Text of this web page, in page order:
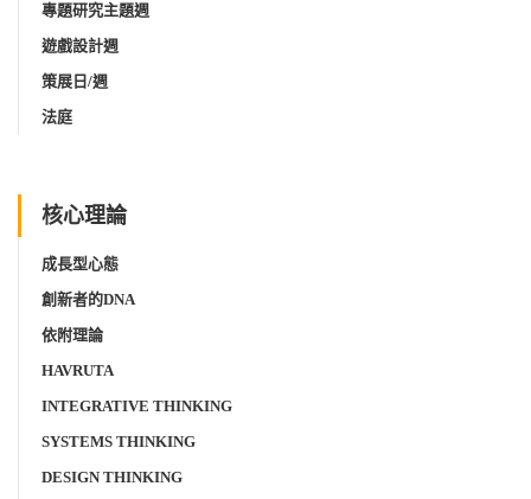
專題研究主題週
遊戲設計週
策展日/週
法庭
核心理論
成長型心態
創新者的DNA
依附理論
HAVRUTA
INTEGRATIVE THINKING
SYSTEMS THINKING
DESIGN THINKING